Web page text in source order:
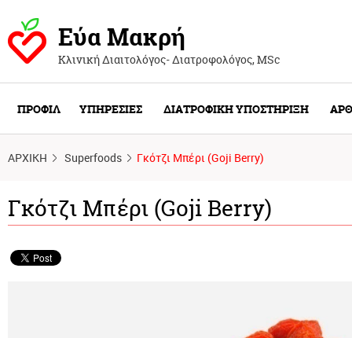
Εύα Μακρή
Κλινική Διαιτολόγος- Διατροφολόγος, ΜSc
ΠΡΟΦΙΛ ΥΠΗΡΕΣΙΕΣ ΔΙΑΤΡΟΦΙΚΗ ΥΠΟΣΤΗΡΙΞΗ
ΑΡΧΙΚΗ Superfoods Γκότζι Μπέρι (Goji Berry)
Γκότζι Μπέρι (Goji Berry)